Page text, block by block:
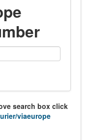
search box click
viaeurope